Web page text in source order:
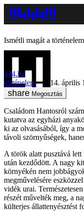
Ismétli magát a
444.hu
történelem
2014. április
Megosztás
Családom Hantosról
kutatva az egyházi
ki az olvasásából, így a
távoli szörnyűségek,
A török alatt pusztává
után kezdődött. A nagy
környékén nem
megművelésére
vidék urai.
részét művelték meg, a
külterjes állattenyésztést